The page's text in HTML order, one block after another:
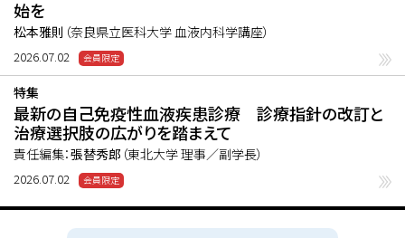
始を
松本雅則 （奈良県立医科大学 血液内科学講座）
2026.07.02
特集
最新の自己免疫性血液疾患診療 診療指針の改訂と
治療選択肢の広がりを踏まえて
責任編集：張替秀郎 （東北大学 理事／副学長）
2026.07.02